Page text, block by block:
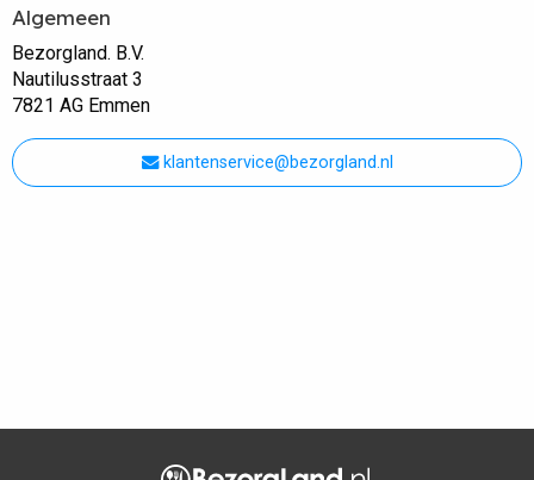
Algemeen
Bezorgland. B.V.
Nautilusstraat 3
7821 AG Emmen
klantenservice@bezorgland.nl